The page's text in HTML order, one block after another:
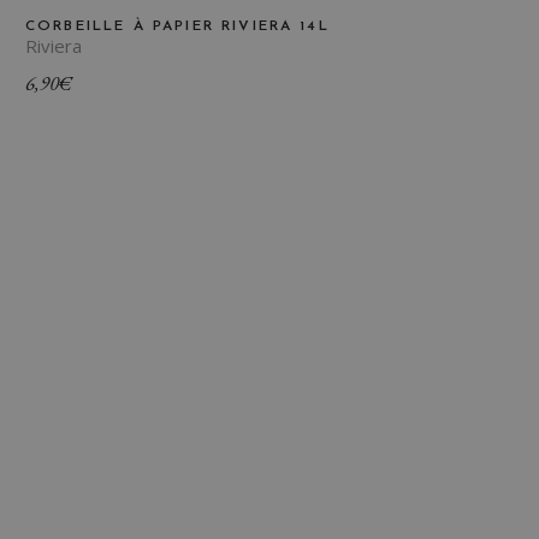
CORBEILLE À PAPIER RIVIERA 14L
Riviera
6,90€